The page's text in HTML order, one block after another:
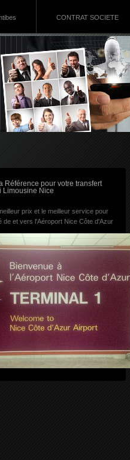
CONTRAT SOCIETE
RSS
Référence pour votre transfert
Limousine Nice
prix et le meilleur service pour
de et vers l'Aéroport Nice Côte d'Azur